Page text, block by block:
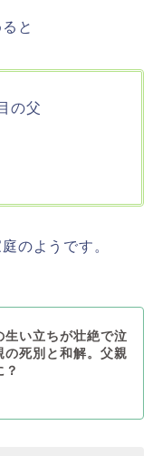
と
の父
のようです。
生い立ちが壮絶で泣
の死別と和解。父親
？